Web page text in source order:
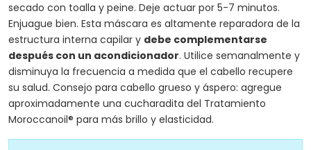
secado con toalla y peine. Deje actuar por 5-7 minutos.
Enjuague bien. Esta máscara es altamente reparadora de la
estructura interna capilar y debe complementarse
después con un acondicionador. Utilice semanalmente y
disminuya la frecuencia a medida que el cabello recupere
su salud. Consejo para cabello grueso y áspero: agregue
aproximadamente una cucharadita del Tratamiento
Moroccanoil® para más brillo y elasticidad.